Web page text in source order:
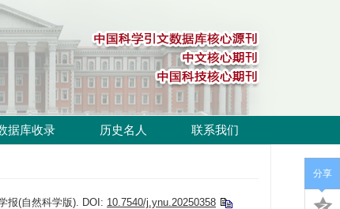
据库收录 历史名人 联系我们
报(自然科学版). DOI: 10.7540/j.ynu.20250358
分享